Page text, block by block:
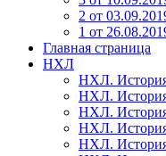
2 от
1 от
Главная страница
НХЛ
НХЛ. История
НХЛ. История
НХЛ. История
НХЛ. История
НХЛ. История